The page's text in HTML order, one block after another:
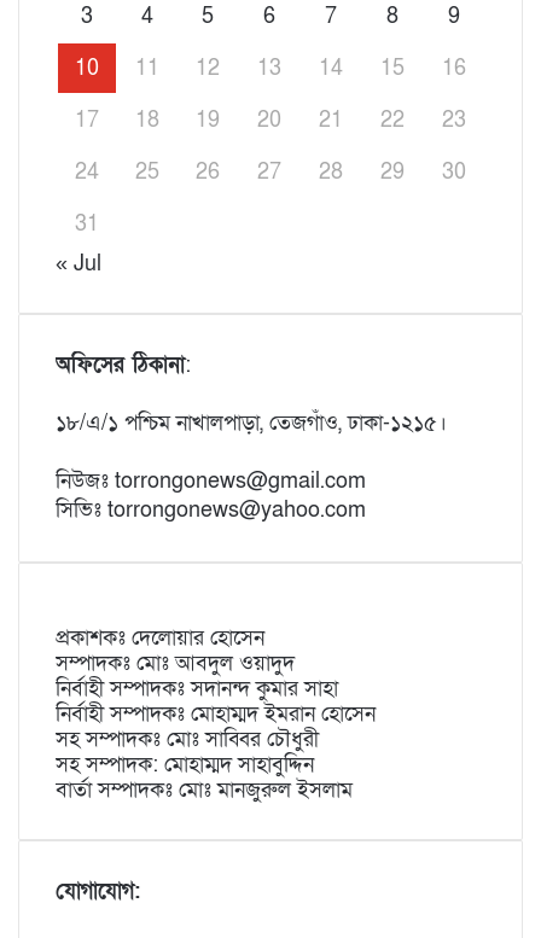
3
4 5 6 7 8
9
10
11 12 13 14 15
16
17
18 19 20 21 22
23
24
25 26 27 28 29
30
31
« Jul
অফিসের ঠিকানা:
১৮/এ/১ পশ্চিম নাখালপাড়া, তেজগাঁও, ঢাকা-১২১৫।
নিউজঃ torrongonews@gmail.com
সিভিঃ torrongonews@yahoo.com
প্রকাশকঃ দেলোয়ার হোসেন
সম্পাদকঃ মোঃ আবদুল ওয়াদুদ
নির্বাহী সম্পাদকঃ সদানন্দ কুমার সাহা
নির্বাহী সম্পাদকঃ মোহাম্মদ ইমরান হোসেন
সহ সম্পাদকঃ মোঃ সাব্বির চৌধুরী
সহ সম্পাদক: মোহাম্মদ সাহাবুদ্দিন
বার্তা সম্পাদকঃ মোঃ মানজুরুল ইসলাম
যোগাযোগ: